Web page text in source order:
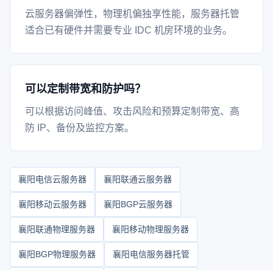
云服务器偏弹性，物理机偏独享性能，服务器托管
适合已有硬件并需要专业 IDC 机房环境的业务。
可以定制带宽和防护吗？
可以根据访问峰值、攻击风险和预算定制带宽、高
防 IP、备份及监控方案。
襄阳电信云服务器 襄阳联通云服务器
襄阳移动云服务器 襄阳BGP云服务器
襄阳联通物理服务器 襄阳移动物理服务器
襄阳BGP物理服务器 襄阳电信服务器托管